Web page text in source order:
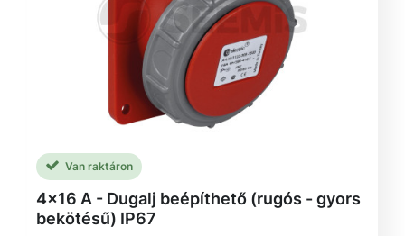
Van raktáron
4x16 A - Dugalj beépíthető (rugós - gyors
bekötésű) IP67